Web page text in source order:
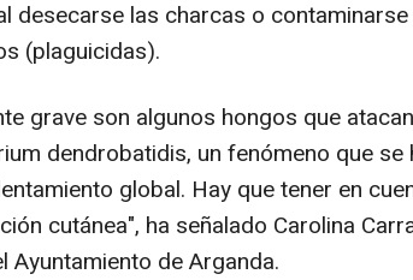
desecarse las charcas o
(plaguicidas).
grave son algunos hongos que
dendrobatidis, un fenómeno que se
global. Hay que tener en
cutánea", ha señalado Carolina
Ayuntamiento de Arganda.